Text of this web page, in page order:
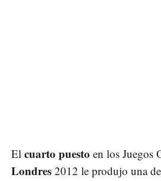
El cuarto puesto en los Juegos
Londres 2012 le produjo una